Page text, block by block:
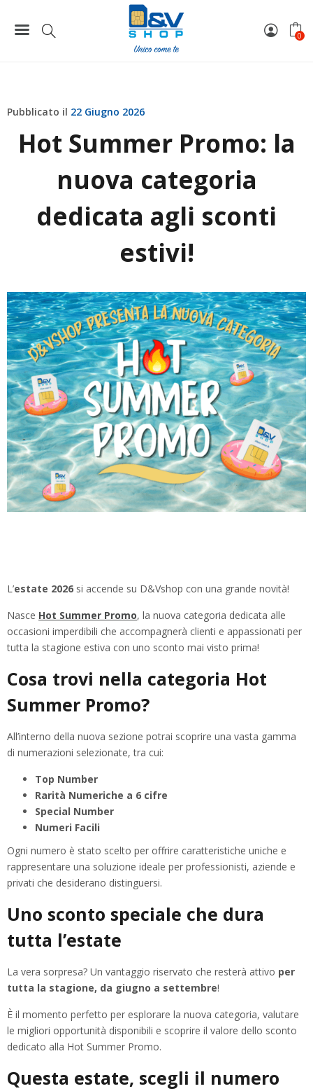
0
Hot Summer Promo: la nuova categoria dedicata agli sconti
Pubblicato il 22 Giugno 2026
Hot Summer Promo: la
nuova categoria
dedicata agli sconti
estivi!
L’estate 2026 si accende su D&Vshop con una grande novità!
Nasce Hot Summer Promo, la nuova categoria dedicata alle
occasioni imperdibili che accompagnerà clienti e appassionati per
tutta la stagione estiva con uno sconto mai visto prima!
Cosa trovi nella categoria Hot
Summer Promo?
All’interno della nuova sezione potrai scoprire una vasta gamma
di numerazioni selezionate, tra cui:
Top Number
Rarità Numeriche a 6 cifre
Special Number
Numeri Facili
Ogni numero è stato scelto per offrire caratteristiche uniche e
rappresentare una soluzione ideale per professionisti, aziende e
privati che desiderano distinguersi.
Uno sconto speciale che dura
tutta l’estate
La vera sorpresa? Un vantaggio riservato che resterà attivo per
tutta la stagione, da giugno a settembre!
È il momento perfetto per esplorare la nuova categoria, valutare
le migliori opportunità disponibili e scoprire il valore dello sconto
dedicato alla Hot Summer Promo.
Questa estate, scegli il numero